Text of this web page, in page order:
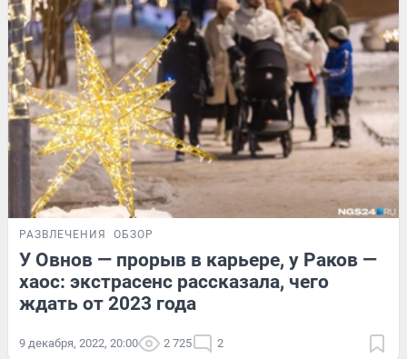
РАЗВЛЕЧЕНИЯ ОБЗОР
У Овнов — прорыв в карьере, у Раков —
хаос: экстрасенс рассказала, чего
ждать от 2023 года
9 декабря, 2022, 20:00 2 725 2